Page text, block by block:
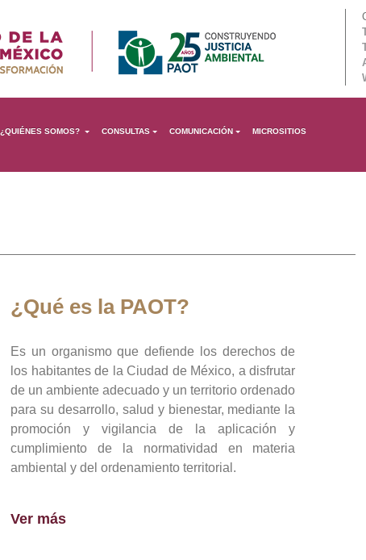
¿QUIÉNES SOMOS? CONSULTAS COMUNICACIÓN MICROSITIOS
¿Qué es la PAOT?
Es un organismo que defiende los derechos de
los habitantes de la Ciudad de México, a disfrutar
de un ambiente adecuado y un territorio ordenado
para su desarrollo, salud y bienestar, mediante la
promoción y vigilancia de la aplicación y
cumplimiento de la normatividad en materia
ambiental y del ordenamiento territorial.
Ver más